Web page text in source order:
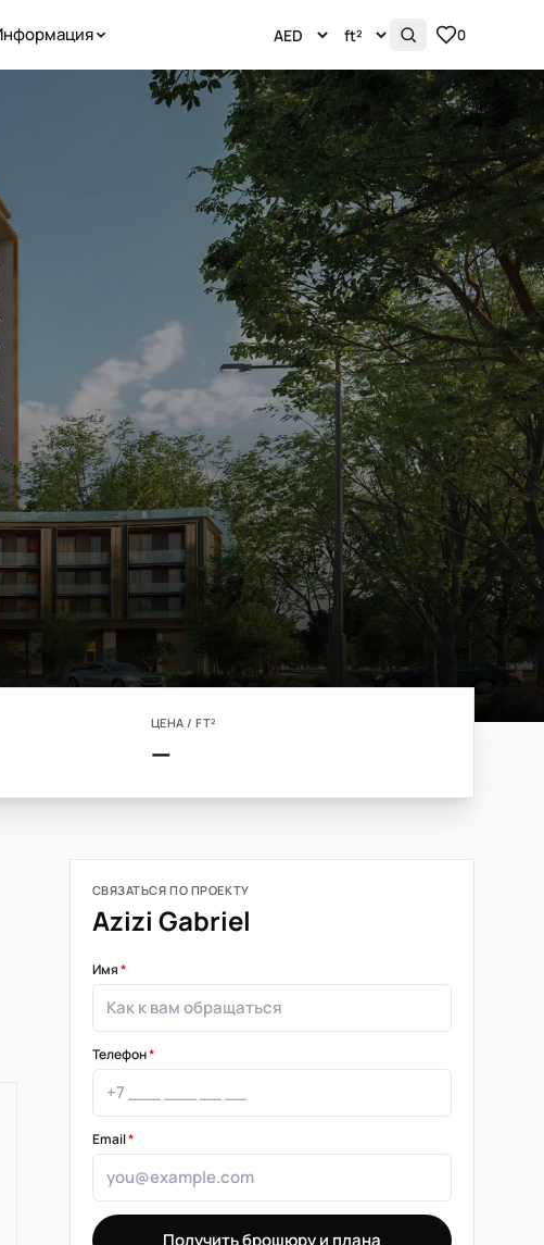
0
ЦЕНА / FT²
—
СВЯЗАТЬСЯ ПО ПРОЕКТУ
Azizi Gabriel
Имя*
Телефон*
Email*
Получить брошюру и плана